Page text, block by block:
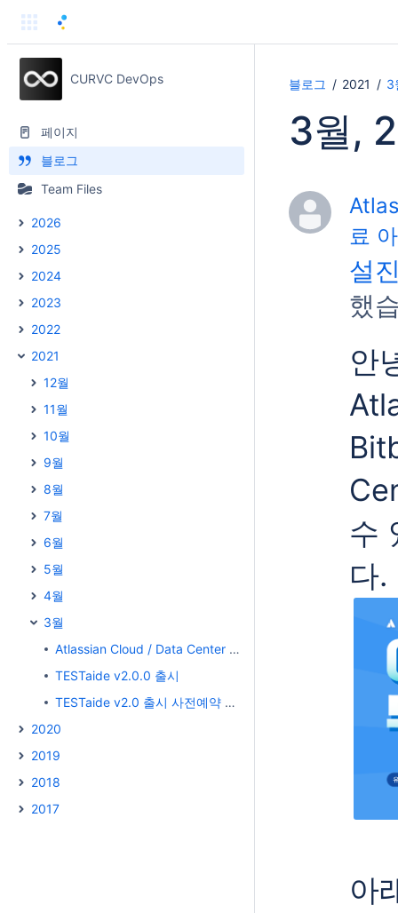
CURVC DevOps
페이지
블로그
Team Files
2026
2025
2024
2023
2022
2021
12월
11월
10월
9월
8월
7월
6월
5월
4월
3월
Atlassian Cloud / Data Center 제품을 위한 무료 아이콘 배포
TESTaide v2.0.0 출시
TESTaide v2.0 출시 사전예약 이벤트
2020
2019
2018
2017
블로그 2021 3
3월,
료
설
했
안
수
다.
아